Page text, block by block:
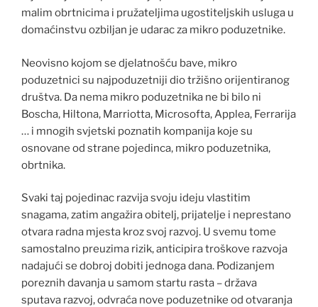
malim obrtnicima i pružateljima ugostiteljskih usluga u
domaćinstvu ozbiljan je udarac za mikro poduzetnike.
Neovisno kojom se djelatnošću bave, mikro
poduzetnici su najpoduzetniji dio tržišno orijentiranog
društva. Da nema mikro poduzetnika ne bi bilo ni
Boscha, Hiltona, Marriotta, Microsofta, Applea, Ferrarija
… i mnogih svjetski poznatih kompanija koje su
osnovane od strane pojedinca, mikro poduzetnika,
obrtnika.
Svaki taj pojedinac razvija svoju ideju vlastitim
snagama, zatim angažira obitelj, prijatelje i neprestano
otvara radna mjesta kroz svoj razvoj. U svemu tome
samostalno preuzima rizik, anticipira troškove razvoja
nadajući se dobroj dobiti jednoga dana. Podizanjem
poreznih davanja u samom startu rasta – država
sputava razvoj, odvraća nove poduzetnike od otvaranja